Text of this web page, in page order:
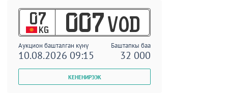
07
KG 007 VOD
Аукцион башталган күнү Баштапкы баа
10.08.2026 09:15 32 000